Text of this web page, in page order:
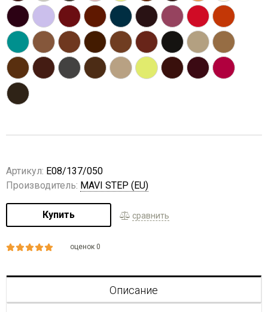
Артикул: E08/137/050
Производитель: MAVI STEP (EU)
Купить сравнить
оценок 0
Описание